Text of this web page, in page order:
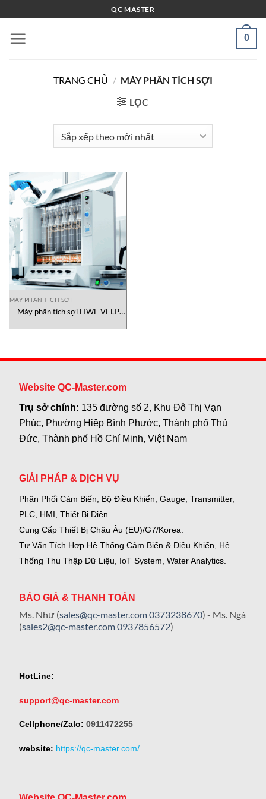
qua
nội
QC MASTER
0
TRANG CHỦ / MÁY PHÂN TÍCH SỢI
LỌC
MÁY PHÂN TÍCH SỢI
Máy phân tích sợi FIWE VELP
Website QC-Master.com
Trụ sở chính: 135 đường số 2, Khu Đô Thị Vạn
Phúc, Phường Hiệp Bình Phước, Thành phố Thủ
Đức, Thành phố Hồ Chí Minh, Việt Nam
GIẢI PHÁP & DỊCH VỤ
Phân Phối Cảm Biến, Bộ Điều Khiển, Gauge, Transmitter,
PLC, HMI, Thiết Bị Điện.
Cung Cấp Thiết Bị Châu Âu (EU)/G7/Korea.
Tư Vấn Tích Hợp Hệ Thống Cảm Biến & Điều Khiển, Hệ
Thống Thu Thập Dữ Liệu, IoT System, Water Analytics.
BÁO GIÁ & THANH TOÁN
Ms. Như (sales@qc-master.com0373238670) - Ms. Ngà
(sales2@qc-master.com0937856572)
HotLine:
support@qc-master.com
Cellphone/Zalo: 0911472255
website: https://qc-master.com/